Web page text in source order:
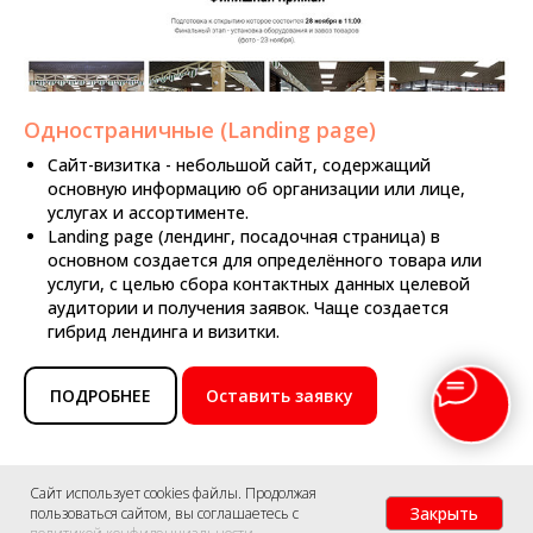
Одностраничные (Landing page)
Сайт-визитка - небольшой сайт, содержащий
основную информацию об организации или лице,
услугах и ассортименте.
Landing page (лендинг, посадочная страница) в
основном создается для определённого товара или
услуги, с целью сбора контактных данных целевой
аудитории и получения заявок. Чаще создается
гибрид лендинга и визитки.
ПОДРОБНЕЕ Оставить заявку
Сайт использует cookies файлы. Продолжая
пользоваться сайтом, вы соглашаетесь с
Закрыть